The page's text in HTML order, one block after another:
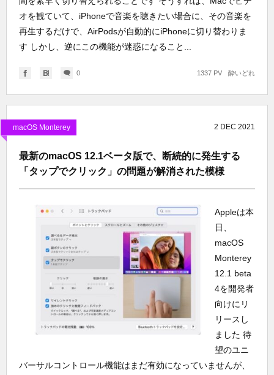
オを観ていて、iPhoneで音楽を聴きたい場合に、その音楽を
再生するだけで、AirPodsが自動的にiPhoneに切り替わりま
す しかし、逆にこの機能が迷惑になること...
0 酔いどれ
1337 PV
macOS Monterey 2 DEC 2021
最新のmacOS 12.1ベータ版で、断続的に発生する
「タップでクリック」の問題が解消された模様
Appleは本
日、
macOS
Monterey
12.1 beta
4を開発者
向けにリ
リースし
ました 待
望のユニ
バーサルコントロール機能はまだ有効になっていませんが、